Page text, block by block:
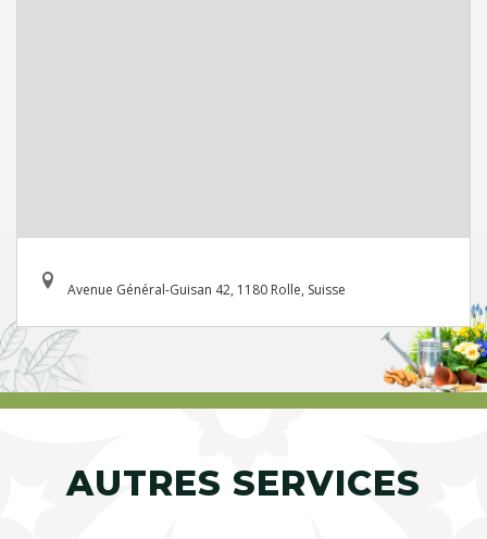
Avenue Général-Guisan 42, 1180 Rolle, Suisse
AUTRES SERVICES